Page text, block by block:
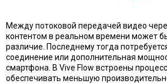
Между потоковой передачей видео
контентом в реальном времени может
различие. Последнему тогда
соединение или дополнительная
смартфона. В Vive Flow встроены
обеспечивать меньшую